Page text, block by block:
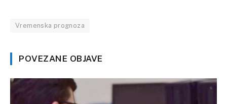
Vremenska prognoza
POVEZANE OBJAVE